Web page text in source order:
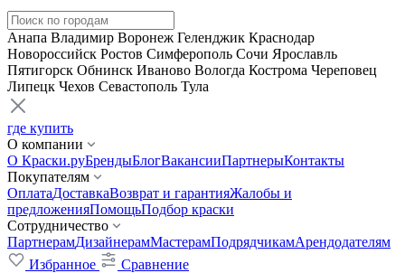
Анапа Владимир Воронеж Геленджик Краснодар
Новороссийск Ростов Симферополь Сочи Ярославль
Пятигорск Обнинск Иваново Вологда Кострома Череповец
Липецк Чехов Севастополь Тула
где купить
О компании
О Краски.руБрендыБлогВакансииПартнерыКонтакты
Покупателям
ОплатаДоставкаВозврат и гарантияЖалобы и
предложенияПомощьПодбор краски
Сотрудничество
ПартнерамДизайнерамМастерамПодрядчикамАрендодателям
Избранное
Сравнение